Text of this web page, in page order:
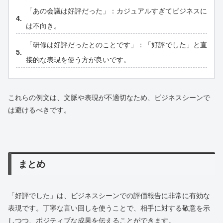
「あの会議は好評だった」：カジュアルすぎてビジネスに
は不向き。
「研修は好評だったとのことです」：「好評でした」と直
接的な表現を使う方が良いです。
これらの例文は、文脈や表現が不適切なため、ビジネスシーンで
は避けるべきです。
まとめ
「好評でした」は、ビジネスシーンでの評価報告に非常に有効な
表現です。丁寧な言い回しを使うことで、相手に対する敬意を示
しつつ、ポジティブな成果を伝えることができます。